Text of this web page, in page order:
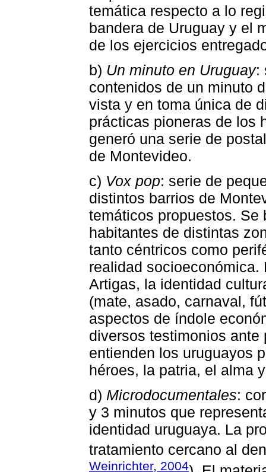
temática respecto a lo
bandera de Uruguay y el
de los ejercicios
b) Un minuto en Uruguay:
contenidos de un minuto
vista y en toma única de
prácticas pioneras de los
generó una serie de
de Montevideo.
c) Vox pop: serie de
distintos barrios de
temáticos propuestos. Se
habitantes de distintas
tanto céntricos como
realidad
Artigas, la identidad
(mate, asado, carnaval,
aspectos de índole
diversos testimonios ante
entienden los uruguayos
héroes, la patria, el alma
d) Microdocumentales:
y 3 minutos que
identidad uruguaya. La
tratamiento cercano al
Weinrichter, 2004